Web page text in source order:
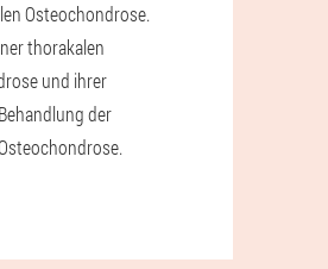
Osteochondrose.
thorakalen
und ihrer
der